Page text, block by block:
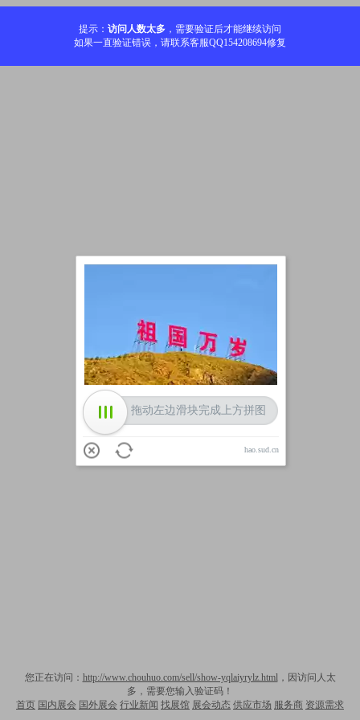
提示： 访问人数太多 ，需要验证后才能继续访问
如果一直验证错误，请联系客服QQ154208694修复
您正在访问： http://www.chouhuo.com/sell/show-yqlaiyrylz.html，因访问人太
多，需要您输入验证码！
首页 国内展会 国外展会 行业新闻 找展馆 展会动态 供应市场 服务商 资源需求
拖动左边滑块完成上方拼图
hao.sud.cn